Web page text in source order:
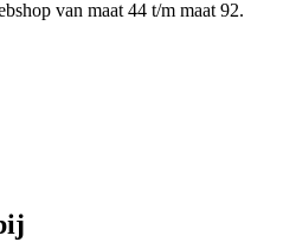
van maat 44 t/m maat 92.